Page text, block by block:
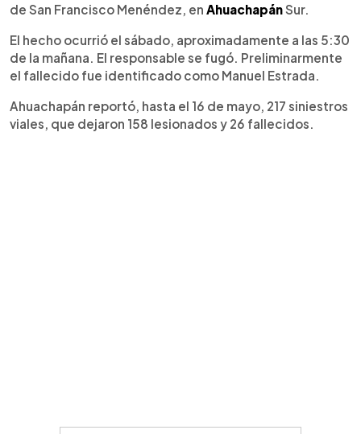
de San Francisco Menéndez, en Ahuachapán Sur.
El hecho ocurrió el sábado, aproximadamente a las 5:30
de la mañana. El responsable se fugó. Preliminarmente
el fallecido fue identificado como Manuel Estrada.
Ahuachapán reportó, hasta el 16 de mayo, 217 siniestros
viales, que dejaron 158 lesionados y 26 fallecidos.